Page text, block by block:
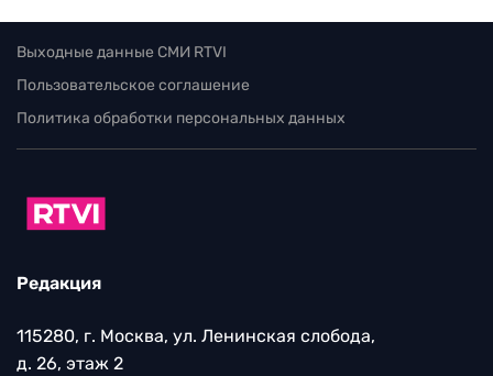
Выходные данные СМИ RTVI
Пользовательское соглашение
Политика обработки персональных данных
Редакция
115280, г. Москва, ул. Ленинская слобода,
д. 26, этаж 2